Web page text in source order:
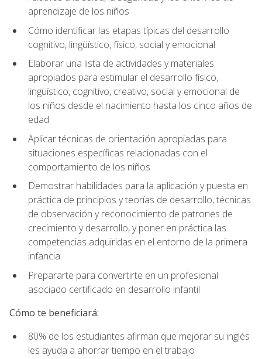
aprendizaje de los niños
Cómo identificar las etapas típicas del desarrollo
cognitivo, lingüístico, físico, social y emocional
Elaborar una lista de actividades y materiales
apropiados para estimular el desarrollo físico,
lingüístico, cognitivo, creativo, social y emocional de
los niños desde el nacimiento hasta los cinco años de
edad
Aplicar técnicas de orientación apropiadas para
situaciones específicas relacionadas con el
comportamiento de los niños
Demostrar habilidades para la aplicación y puesta en
práctica de principios y teorías de desarrollo, técnicas
de observación y reconocimiento de patrones de
crecimiento y desarrollo, y poner en práctica las
competencias adquiridas en el entorno de la primera
infancia.
Prepararte para convertirte en un profesional
asociado certificado en desarrollo infantil
Cómo te beneficiará:
80% de los estudiantes afirman que mejorar su inglés
les ayuda a ahorrar tiempo en el trabajo